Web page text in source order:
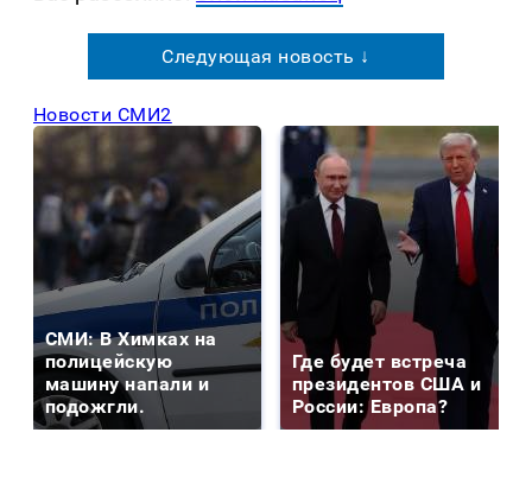
Следующая новость ↓
Новости СМИ2
СМИ: В Химках на
полицейскую
машину напали и
подожгли.
Где будет встреча
президентов США и
России: Европа?